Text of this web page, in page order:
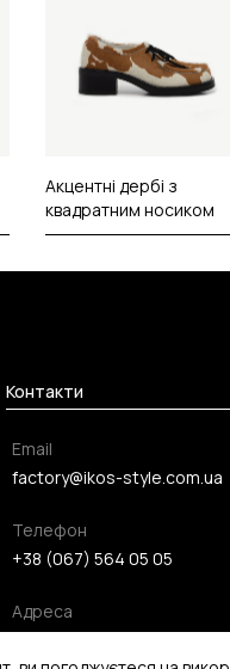
Акцентні дербі з
квадратним носиком
Контакти
Email
factory@ikos-style.com.ua
Телефон
+38 (067) 564 05 05
Адреса